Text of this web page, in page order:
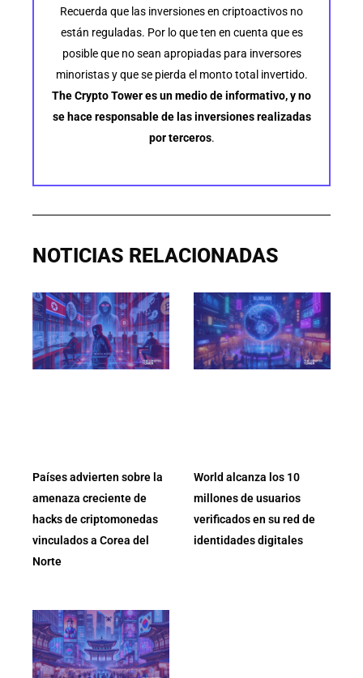
Recuerda que las inversiones en criptoactivos no
están reguladas. Por lo que ten en cuenta que es
posible que no sean apropiadas para inversores
minoristas y que se pierda el monto total invertido.
The Crypto Tower es un medio de informativo, y no
se hace responsable de las inversiones realizadas
por terceros.
NOTICIAS RELACIONADAS
Países advierten sobre la
amenaza creciente de
hacks de criptomonedas
vinculados a Corea del
Norte
World alcanza los 10
millones de usuarios
verificados en su red de
identidades digitales